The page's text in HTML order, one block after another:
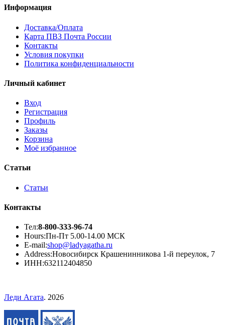
Информация
Доставка/Оплата
Карта ПВЗ Почта России
Контакты
Условия покупки
Политика конфиденциальности
Личный кабинет
Вход
Регистрация
Профиль
Заказы
Корзина
Моё избранное
Статьи
Статьи
Контакты
Тел:8-800-333-96-74
Hours:Пн-Пт 5.00-14.00 МСК
E-mail:shop@ladyagatha.ru
Address:Новосибирск Крашенинникова 1-й переулок, 7
ИНН:632112404850
Леди Агата. 2026